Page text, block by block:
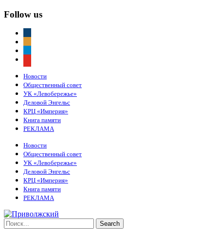
Follow us
Новости
Общественный совет
УК «Левобережье»
Деловой Энгельс
КРЦ «Империя»
Книга памяти
РЕКЛАМА
Новости
Общественный совет
УК «Левобережье»
Деловой Энгельс
КРЦ «Империя»
Книга памяти
РЕКЛАМА